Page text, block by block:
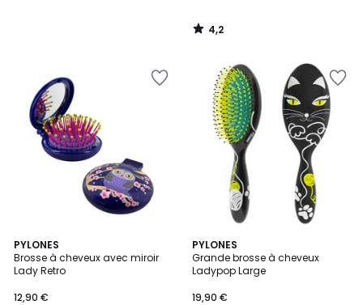
4,2
/
PYLONES
Brosse à cheveux avec miroir
Lady Retro
12,90 €
4
/
5
27
Couleurs
PYLONES
Grande brosse à cheveux
Ladypop Large
19,90 €
19
Couleurs